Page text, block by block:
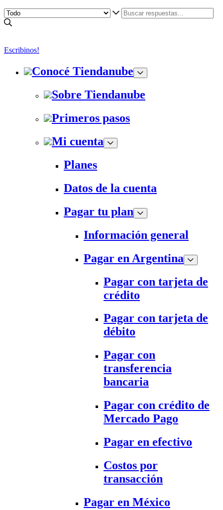
Escribinos!
Conocé Tiendanube
Sobre Tiendanube
Primeros pasos
Mi cuenta
Planes
Datos de la cuenta
Pagar tu plan
Información general
Pagar en Argentina
Pagar con tarjeta de
crédito
Pagar con tarjeta de
débito
Pagar con
transferencia
bancaria
Pagar con crédito de
Mercado Pago
Pagar en efectivo
Costos por
transacción
Pagar en México